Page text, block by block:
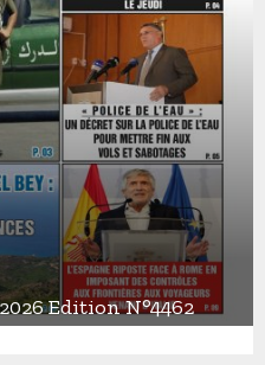
Edition N°4462